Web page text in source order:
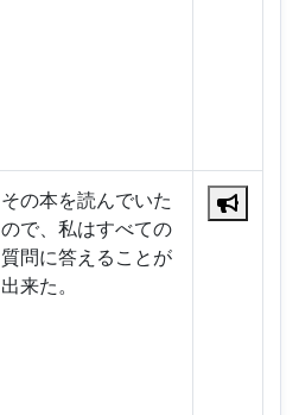
その本を読んでいた
ので、私はすべての
質問に答えることが
出来た。